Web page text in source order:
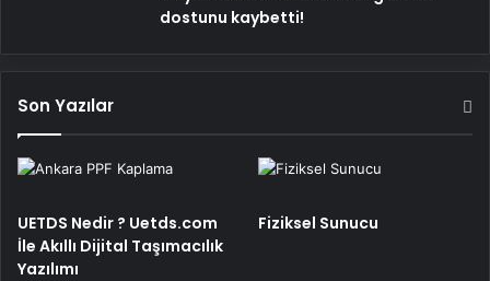
dostunu kaybetti!
Son Yazılar
UETDS Nedir ? Uetds.com
İle Akıllı Dijital Taşımacılık
Yazılımı
Fiziksel Sunucu